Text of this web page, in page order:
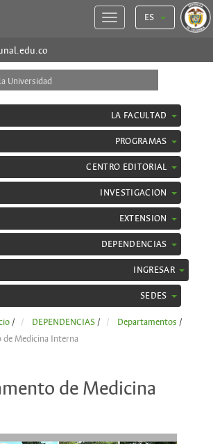
ES
LA FACULTAD
PROGRAMAS
CENTRO EDITORIAL
INVESTIGACION
EXTENSION
DEPENDENCIAS
INGRESAR
SEDES
/ DEPENDENCIAS / Departamentos /
Medicina Interna
de Medicina